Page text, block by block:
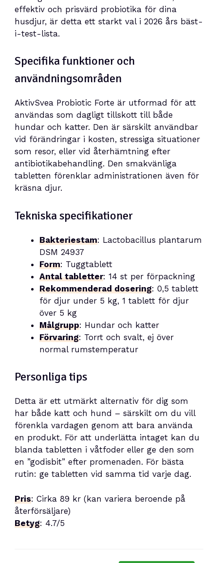
effektiv och prisvärd probiotika för dina
husdjur, är detta ett starkt val i 2026 års bäst-
i-test-lista.
Specifika funktioner och
användningsområden
AktivSvea Probiotic Forte är utformad för att
användas som dagligt tillskott till både
hundar och katter. Den är särskilt användbar
vid förändringar i kosten, stressiga situationer
som resor, eller vid återhämtning efter
antibiotikabehandling. Den smakvänliga
tabletten förenklar administrationen även för
kräsna djur.
Tekniska specifikationer
Bakteriestam: Lactobacillus plantarum
DSM 24937
Form: Tuggtablett
Antal tabletter: 14 st per förpackning
Rekommenderad dosering: 0,5 tablett
för djur under 5 kg, 1 tablett för djur
över 5 kg
Målgrupp: Hundar och katter
Förvaring: Torrt och svalt, ej över
normal rumstemperatur
Personliga tips
Detta är ett utmärkt alternativ för dig som
har både katt och hund – särskilt om du vill
förenkla vardagen genom att bara använda
en produkt. För att underlätta intaget kan du
blanda tabletten i våtfoder eller ge den som
en ”godisbit” efter promenaden. För bästa
rutin: ge tabletten vid samma tid varje dag.
Pris: Cirka 89 kr (kan variera beroende på
återförsäljare)
Betyg: 4.7/5